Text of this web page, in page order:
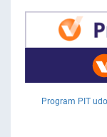
Program PIT